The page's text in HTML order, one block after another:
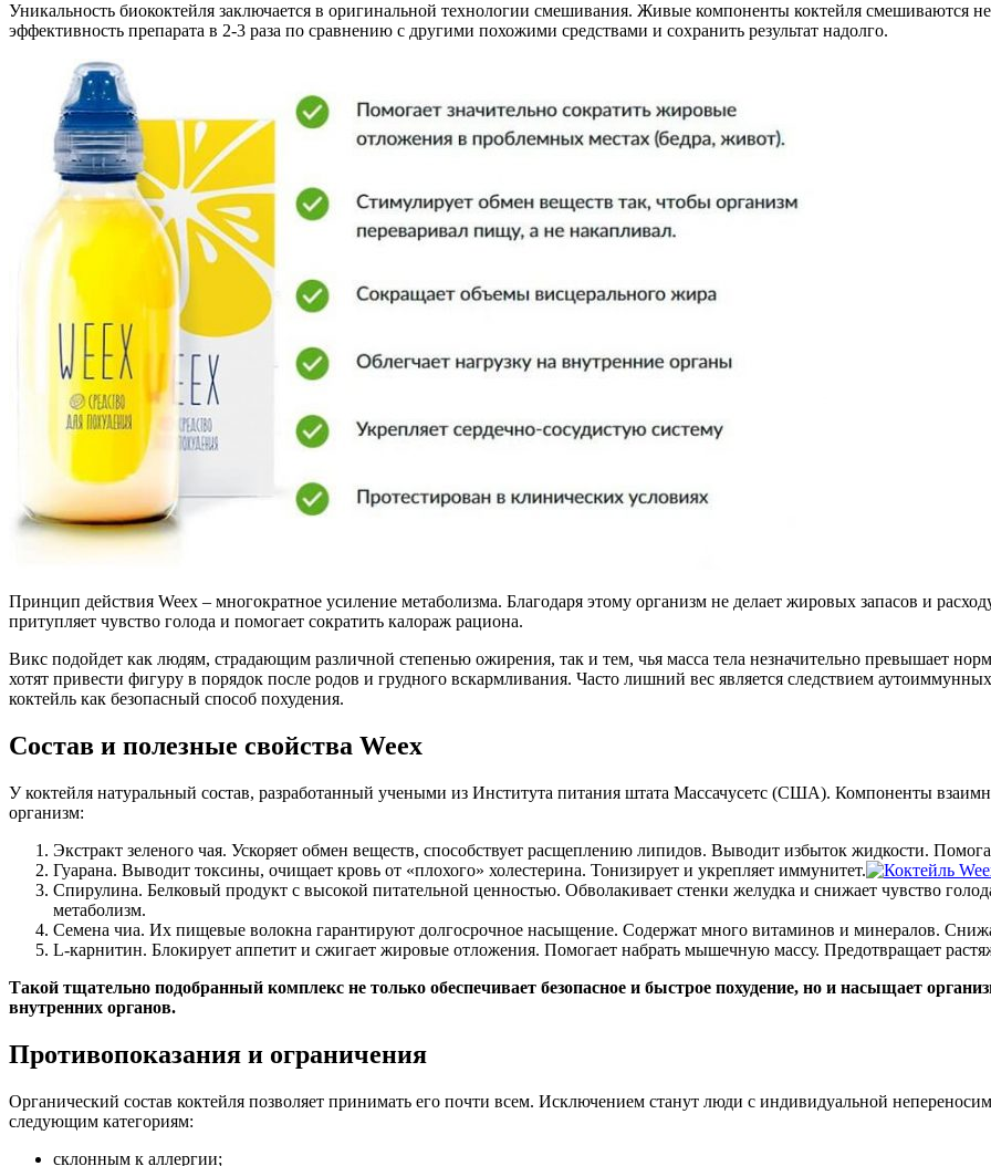
Уникальность биококтейля заключается в оригинальной технологии смешивания. Живые компоненты коктейля смешиваются
эффективность препарата в 2-3 раза по сравнению с другими похожими средствами и сохранить результат надолго.
Принцип действия Weex – многократное усиление метаболизма. Благодаря этому организм не делает жировых запасов и
притупляет чувство голода и помогает сократить калораж рациона.
Викс подойдет как людям, страдающим различной степенью ожирения, так и тем, чья масса тела незначительно превышает
хотят привести фигуру в порядок после родов и грудного вскармливания. Часто лишний вес является следствием
коктейль как безопасный способ похудения.
Состав и полезные свойства Weex
У коктейля натуральный состав, разработанный учеными из Института питания штата Массачусетс (США). Компоненты
организм:
Экстракт зеленого чая. Ускоряет обмен веществ, способствует расщеплению липидов. Выводит избыток жидкости.
Гуарана. Выводит токсины, очищает кровь от «плохого» холестерина. Тонизирует и укрепляет иммунитет.
Спирулина. Белковый продукт с высокой питательной ценностью. Обволакивает стенки желудка и снижает чувство
метаболизм.
Семена чиа. Их пищевые волокна гарантируют долгосрочное насыщение. Содержат много витаминов и минералов.
L-карнитин. Блокирует аппетит и сжигает жировые отложения. Помогает набрать мышечную массу. Предотвращает
Такой тщательно подобранный комплекс не только обеспечивает безопасное и быстрое похудение, но и насыщает
внутренних органов.
Противопоказания и ограничения
Органический состав коктейля позволяет принимать его почти всем. Исключением станут люди с индивидуальной
следующим категориям:
склонным к аллергии;